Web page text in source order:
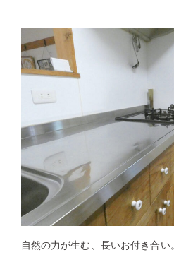
自然の力が生む、長いお付き合い。